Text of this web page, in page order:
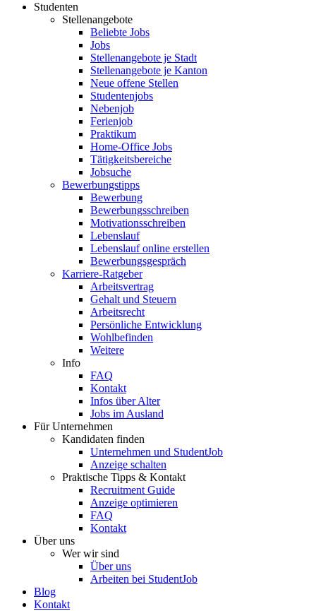
Studenten
Stellenangebote
Beliebte Jobs
Jobs
Stellenangebote je Stadt
Stellenangebote je Kanton
Neue offene Stellen
Studentenjobs
Nebenjob
Ferienjob
Praktikum
Home-Office Jobs
Tätigkeitsbereiche
Jobsuche
Bewerbungstipps
Bewerbung
Bewerbungsschreiben
Motivationsschreiben
Lebenslauf
Lebenslauf online erstellen
Bewerbungsgespräch
Karriere-Ratgeber
Arbeitsvertrag
Gehalt und Steuern
Arbeitsrecht
Persönliche Entwicklung
Wohlbefinden
Weitere
Info
FAQ
Kontakt
Infos über Alter
Jobs im Ausland
Für Unternehmen
Kandidaten finden
Unternehmen und StudentJob
Anzeige schalten
Praktische Tipps & Kontakt
Recruitment Guide
Anzeige optimieren
FAQ
Kontakt
Über uns
Wer wir sind
Über uns
Arbeiten bei StudentJob
Blog
Kontakt